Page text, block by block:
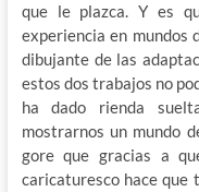
que le plazca. Y es
experiencia en mundos
dibujante de las
estos dos trabajos no
ha dado rienda
mostrarnos un mundo
gore que gracias a
caricaturesco hace que